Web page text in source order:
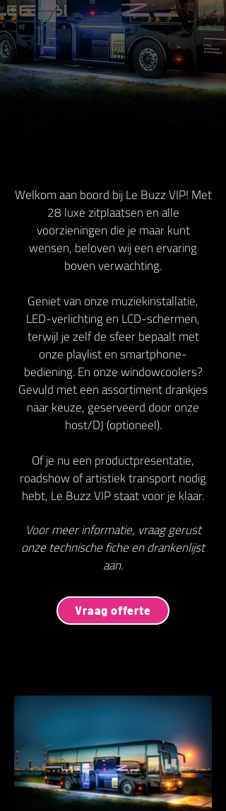
Welkom aan boord bij Le Buzz VIP! Met
28 luxe zitplaatsen en alle
voorzieningen die je maar kunt
wensen, beloven wij een ervaring
boven verwachting.
Geniet van onze muziekinstallatie,
LED-verlichting en LCD-schermen,
terwijl je zelf de sfeer bepaalt met
onze playlist en smartphone-
bediening. En onze windowcoolers?
Gevuld met een assortiment drankjes
naar keuze, geserveerd door onze
host/DJ (optioneel).
Of je nu een productpresentatie,
roadshow of artistiek transport nodig
hebt, Le Buzz VIP staat voor je klaar.
Voor meer informatie, vraag gerust
onze technische fiche en drankenlijst
aan.
Vraag offerte